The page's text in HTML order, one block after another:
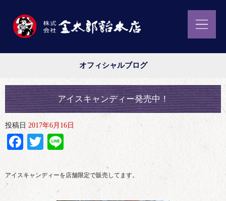
オフィシャルブログ
アイスキャンディー発売中！
投稿日 2017年6月16日
Facebook
Twitter
アイスキャンディーを店舗限定で販売してます。